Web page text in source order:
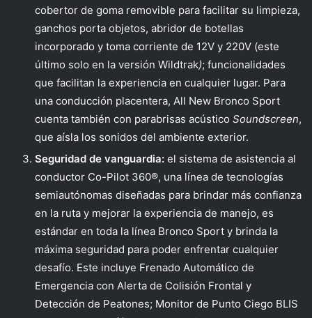
cobertor de goma removible para facilitar su limpieza,
ganchos porta objetos, abridor de botellas
incorporado y toma corriente de 12V y 220V (este
último solo en la versión Wildtrak); funcionalidades
que facilitan la experiencia en cualquier lugar. Para
una conducción placentera, All New Bronco Sport
cuenta también con parabrisas acústico Soundscreen,
que aísla los sonidos del ambiente exterior.
Seguridad de vanguardia: el sistema de asistencia al
conductor Co-Pilot 360®, una línea de tecnologías
semiautónomas diseñadas para brindar más confianza
en la ruta y mejorar la experiencia de manejo, es
estándar en toda la línea Bronco Sport y brinda la
máxima seguridad para poder enfrentar cualquier
desafío. Este incluye Frenado Automático de
Emergencia con Alerta de Colisión Frontal y
Detección de Peatones; Monitor de Punto Ciego BLIS